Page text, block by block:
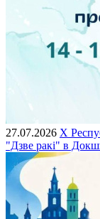
27.07.2026 X
"Дзве ракі" в